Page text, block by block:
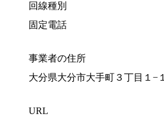
回線種別
固定電話
事業者の住所
大分県大分市大手町３丁目１−１
URL